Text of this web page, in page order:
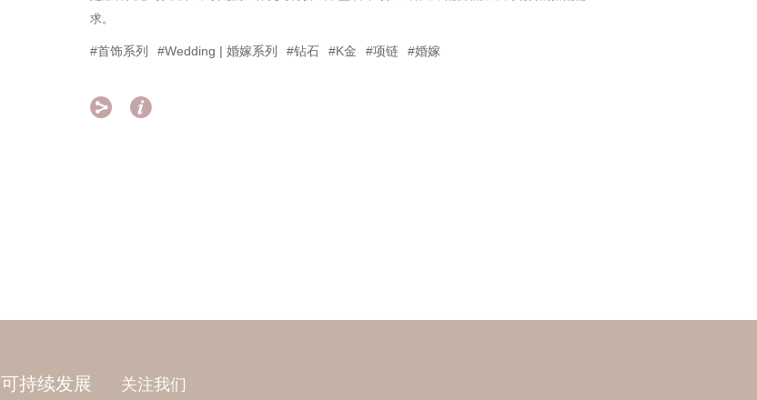
求。
#首饰系列 #Wedding | 婚嫁系列 #钻石 #K金 #项链 #婚嫁
 
可持续发展 关注我们